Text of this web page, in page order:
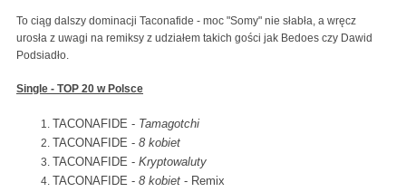
To ciąg dalszy dominacji Taconafide - moc "Somy" nie słabła, a wręcz
urosła z uwagi na remiksy z udziałem takich gości jak Bedoes czy Dawid
Podsiadło.
Single - TOP 20 w Polsce
TACONAFIDE - Tamagotchi
TACONAFIDE - 8 kobiet
TACONAFIDE - Kryptowaluty
TACONAFIDE - 8 kobiet - Remix